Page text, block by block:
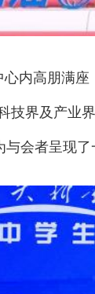
高朋满座
技界及产
会者呈现了